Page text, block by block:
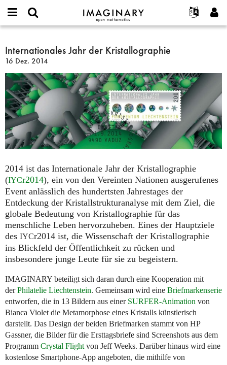
IMAGINARY
open
Français
한국어
Español
Türkçe
Programme
Hands-on
Filme
Texte
Ausstellungen
Mehr...
Projekte
Kontakt
or
username
*
Passwort
Neues Benutzerkonto erstellen
Neues Passwort anfordern
Suche
Internationales
Jahr
der
Kristallographie
Internationales Jahr der Kristallographie
16 Dez. 2014
2014 ist das Internationale Jahr der Kristallographie
(IYCr2014), ein von den Vereinten Nationen ausgerufenes
Event anlässlich des hundertsten Jahrestages der
Entdeckung der Kristallstrukturanalyse mit dem Ziel, die
globale Bedeutung von Kristallographie für das
menschliche Leben hervorzuheben. Eines der Hauptziele
des IYCr2014 ist, die Wissenschaft der Kristallographie
ins Blickfeld der Öffentlichkeit zu rücken und
insbesondere junge Leute für sie zu begeistern.
IMAGINARY beteiligt sich daran durch eine Kooperation mit
der Philatelie Liechtenstein. Gemeinsam wird eine Briefmarkenserie
entworfen, die in 13 Bildern aus einer SURFER-Animation von
Bianca Violet die Metamorphose eines Kristalls künstlerisch
darstellt. Das Design der beiden Briefmarken stammt von HP
Gassner, die Bilder für die Ersttagsbriefe sind Screenshots aus dem
Programm Crystal Flightvon Jeff Weeks. Darüber hinaus wird eine
kostenlose Smartphone-App angeboten, die mithilfe von